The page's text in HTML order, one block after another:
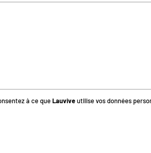
à ce queLauviveutilise vos données